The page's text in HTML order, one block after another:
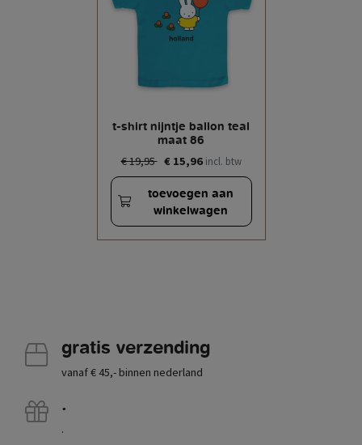
t-shirt nijntje ballon teal
maat 86
€ 19,95 € 15,96 incl. btw
toevoegen aan
winkelwagen
gratis verzending
vanaf € 45,- binnen nederland
.
.